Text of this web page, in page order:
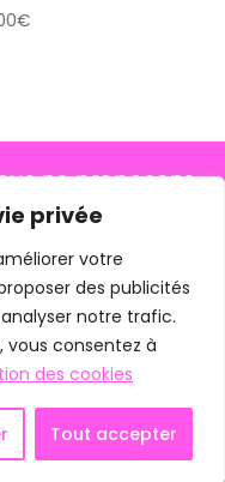
privée
votre
des publicités
notre trafic.
vous consentez à
des cookies
Tout accepter
ne proposons
(placés en
03/26, ils
depuis le
avec
de me
€Plage